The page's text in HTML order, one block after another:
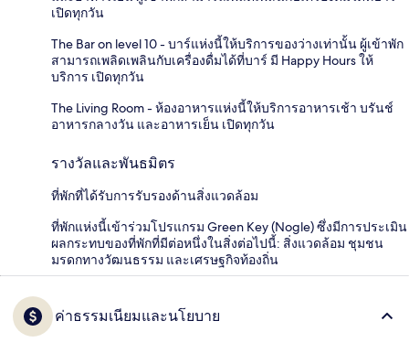
เปิดทุกวัน
The Bar on level 10 - บาร์แห่งนี้ให้บริการของว่างเท่านั้น ผู้เข้าพัก
สามารถเพลิดเพลินกับเครื่องดื่มได้ที่บาร์ มี Happy Hours ให้
บริการ เปิดทุกวัน
The Living Room - ห้องอาหารแห่งนี้ให้บริการอาหารเช้า บรันช์
อาหารกลางวัน และอาหารเย็น เปิดทุกวัน
รางวัลและพันธมิตร
ที่พักที่ได้รับการรับรองด้านสิ่งแวดล้อม
ที่พักแห่งนี้เข้าร่วมโปรแกรม Green Key (Nogle) ซึ่งมีการประเมิน
ผลกระทบของที่พักที่มีต่อหนึ่งในสิ่งต่อไปนี้: สิ่งแวดล้อม ชุมชน
มรดกทางวัฒนธรรม และเศรษฐกิจท้องถิ่น
ค่าธรรมเนียมและนโยบาย